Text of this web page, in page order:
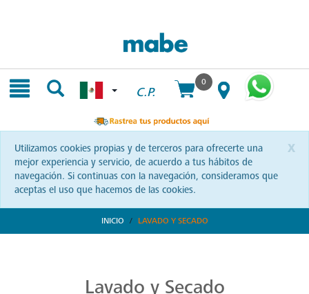
C.P.
0
x
Utilizamos cookies propias y de terceros para ofrecerte una
mejor experiencia y servicio, de acuerdo a tus hábitos de
navegación. Si continuas con la navegación, consideramos que
aceptas el uso que hacemos de las cookies.
INICIO LAVADO Y SECADO
Lavado y Secado